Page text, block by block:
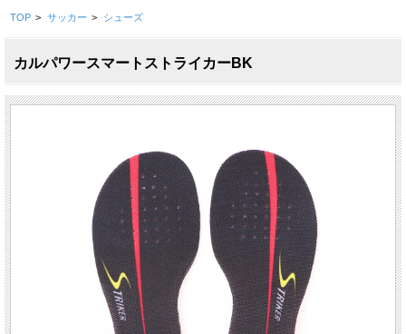
TOP > サッカー > シューズ
カルパワースマートストライカーBK